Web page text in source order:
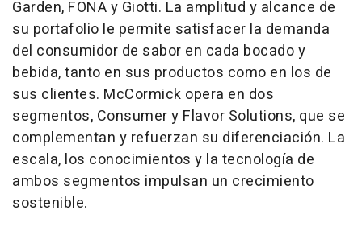
Garden, FONA y Giotti. La amplitud y alcance de
su portafolio le permite satisfacer la demanda
del consumidor de sabor en cada bocado y
bebida, tanto en sus productos como en los de
sus clientes. McCormick opera en dos
segmentos, Consumer y Flavor Solutions, que se
complementan y refuerzan su diferenciación. La
escala, los conocimientos y la tecnología de
ambos segmentos impulsan un crecimiento
sostenible.